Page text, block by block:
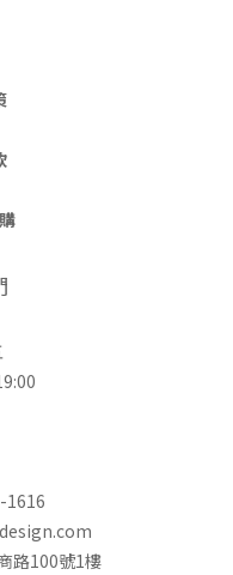
1616
路100號1樓